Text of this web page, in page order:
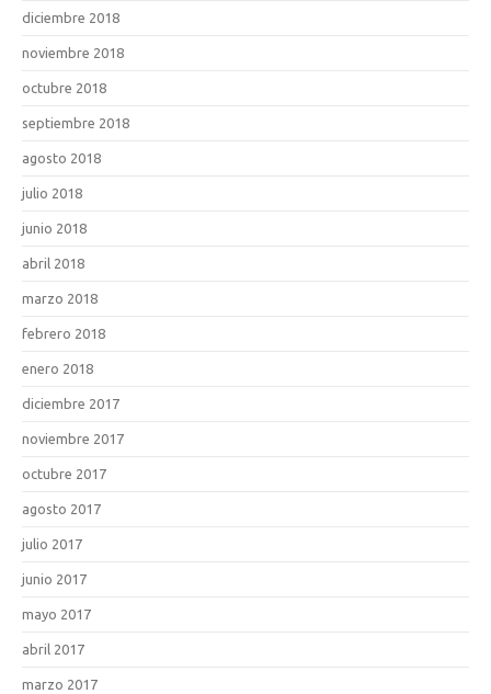
diciembre 2018
noviembre 2018
octubre 2018
septiembre 2018
agosto 2018
julio 2018
junio 2018
abril 2018
marzo 2018
febrero 2018
enero 2018
diciembre 2017
noviembre 2017
octubre 2017
agosto 2017
julio 2017
junio 2017
mayo 2017
abril 2017
marzo 2017